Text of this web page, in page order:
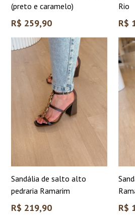
(preto e caramelo)
Preço
R$ 259,90
Rio
Preço
R$
Sandália de salto alto
pedraria Ramarim
Preço
R$ 219,90
Preço
R$